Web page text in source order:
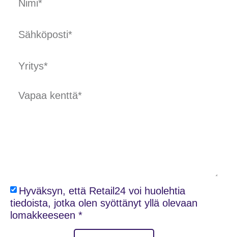
Hyväksyn, että Retail24 voi huolehtia
tiedoista, jotka olen syöttänyt yllä olevaan
lomakkeeseen *